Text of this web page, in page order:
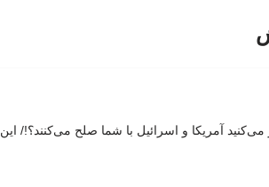
آمریکا و اسرائیل با شما صلح می‌کنند؟!/ این